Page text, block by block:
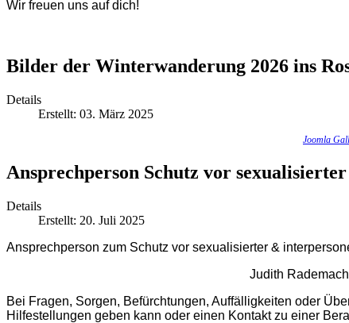
Wir freuen uns auf dich!
Bilder der Winterwanderung 2026 ins
Details
Erstellt: 03. März 2025
Joomla
Ansprechperson Schutz vor
Details
Erstellt: 20. Juli 2025
Ansprechperson zum Schutz vor sexualisierter &
Judith
Bei Fragen, Sorgen, Befürchtungen, Auffälligkeiten oder
Hilfestellungen geben kann oder einen Kontakt zu einer